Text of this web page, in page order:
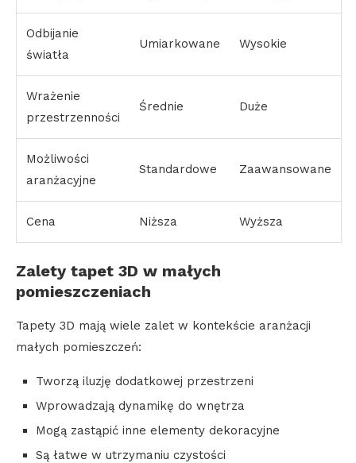
Odbijanie
światła
Umiarkowane Wysokie
Wrażenie
przestrzenności
Średnie Duże
Możliwości
aranżacyjne
Standardowe Zaawansowane
Cena Niższa Wyższa
Zalety tapet 3D w małych
pomieszczeniach
Tapety 3D mają wiele zalet w kontekście aranżacji
małych pomieszczeń:
Tworzą iluzję dodatkowej przestrzeni
Wprowadzają dynamikę do wnętrza
Mogą zastąpić inne elementy dekoracyjne
Są łatwe w utrzymaniu czystości